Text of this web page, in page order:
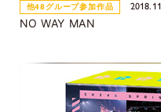
他48グループ参加作品
NO WAY MAN